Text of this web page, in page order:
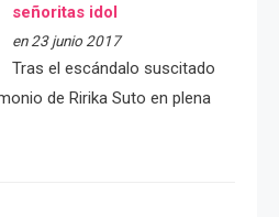
señoritas idol
en 23 junio 2017
Tras el escándalo suscitado
de Ririka Suto en plena